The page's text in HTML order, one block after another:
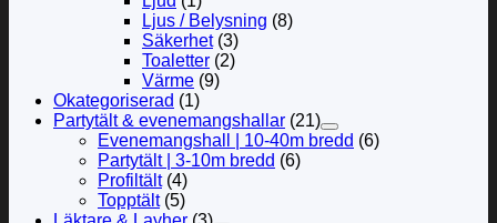
Ljus / Belysning (8)
Säkerhet (3)
Toaletter (2)
Värme (9)
Okategoriserad (1)
Partytält & evenemangshallar (21)
Evenemangshall | 10-40m bredd (6)
Partytält | 3-10m bredd (6)
Profiltält (4)
Topptält (5)